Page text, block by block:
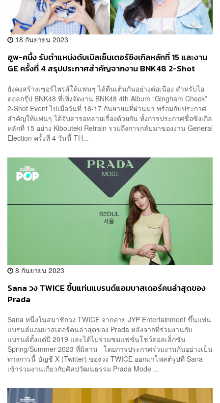
18 กันยายน 2023
ฮูพ-คนิ้ง รับตำแหน่งดับเบิลเซ็นเตอร์ซิงเกิลหลักที่ 15 และงาน
GE ครั้งที่ 4 สรุปประกาศสำคัญจากงาน BNK48 2-Shot
ยังคงสร้างเซอร์ไพรส์ให้แฟนๆ ได้ตื่นเต้นกันอย่างต่อเนื่อง สำหรับไอ
ดอลกรุ๊ป BNK48 ที่เพิ่งจัดงาน BNK48 4th Album “Gingham Check”
2-Shot Event ไปเมื่อวันที่ 16-17 กันยายนที่ผ่านมา พร้อมกับประกาศ
สำคัญให้แฟนๆ ได้จับตารอหลายเรื่องด้วยกัน ทั้งการประกาศชื่อซิงเกิล
หลักที่ 15 อย่าง Kibouteki Refrain รวมถึงการกลับมาของงาน General
Election ครั้งที่ 4 วันนี้ TH...
8 กันยายน 2023
Sana วง TWICE ขึ้นแท่นแบรนด์แอมบาสเดอร์คนล่าสุดของ
Prada
Sana หนึ่งในสมาชิกวง TWICE จากค่าย JYP Entertainment ขึ้นแท่น
แบรนด์แอมบาสเดอร์คนล่าสุดของ Prada หลังจากที่ร่วมงานกับ
แบรนด์ตั้งแต่ปี 2019 และได้ไปร่วมชมแฟชั่นโชว์คอลเล็กชัน
Spring/Summer 2023 ที่มิลาน โดยการประกาศร่วมงานกันอย่างเป็น
ทางการนี้ บัญชี X (Twitter) ของวง TWICE ออกมาโพสต์รูปที่ Sana
เข้าร่วมงานเกี่ยวกับศิลปวัฒนธรรม Prada Mode ...